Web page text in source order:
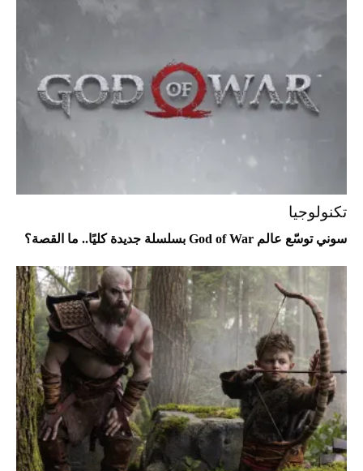
أغلى 10 عطور في العالم للرجال تمنحك فخامة
استثنائية
Aston Martin Valiant: على هوى الأبطال
2026-07-23
تكنولوجيا
سوني توسّع عالم God of War بسلسلة جديدة كليًا.. ما القصة؟